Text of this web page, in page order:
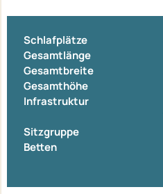
Schlafplätze
Gesamtlänge
Gesamtbreite
Gesamthöhe
Infrastruktur
Sitzgruppe
Betten